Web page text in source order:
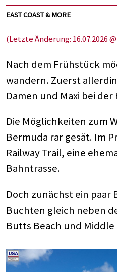
EAST COAST & MORE
(Letzte Änderung: 16.07.2026 @
Nach dem Frühstück
wandern. Zuerst
Damen und Maxi bei der
Die Möglichkeiten zum
Bermuda rar gesät. Im
Railway Trail, eine
Bahntrasse.
Doch zunächst ein paar
Buchten gleich neben
Butts Beach und Middle